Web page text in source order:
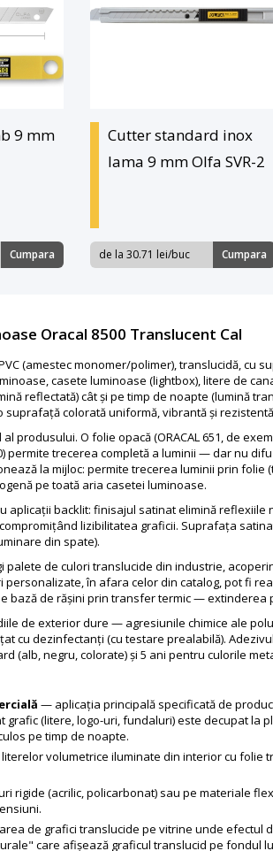
9 mm
Cumpara
Cutter standard inox
lama 9 mm Olfa SVR-2
de la 30.71 lei/buc Cumpara
Oracal 8500 Translucent Cal
(amestec monomer/polimer), translucidă,
casete luminoase (lightbox), litere de
reflectată) cât și pe timp de noapte (lumină
colorată uniformă, vibrantă și
O folie opacă (ORACAL 651, de
permite trecerea completă a luminii — dar nu
la mijloc: permite trecerea luminii prin
pe toată aria casetei luminoase.
aplicații backlit: finisajul satinat elimină
lizibilitatea graficii. Suprafața
din spate).
de culori translucide din industrie,
în afara celor din catalog, pot fi
bază de rășini prin transfer termic —
de exterior dure — agresiunile chimice ale
cu dezinfectanți (cu testare prealabilă).
(alb, negru, colorate) și 5 ani pentru culorile
— aplicația principală specificată de
(litere, logo-uri, fundaluri) este decupat la
pe timp de noapte.
volumetrice iluminate din interior cu folie
rigide (acrilic, policarbonat) sau pe materiale
de grafici translucide pe vitrine unde efectul
care afișează graficul translucid pe fondul